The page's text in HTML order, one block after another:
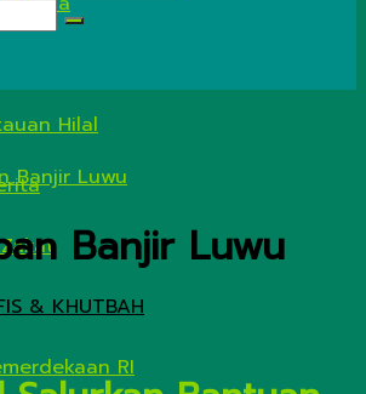
Hilal
& KHUTBAH
RI
Banjir Luwu
Banjir Luwu